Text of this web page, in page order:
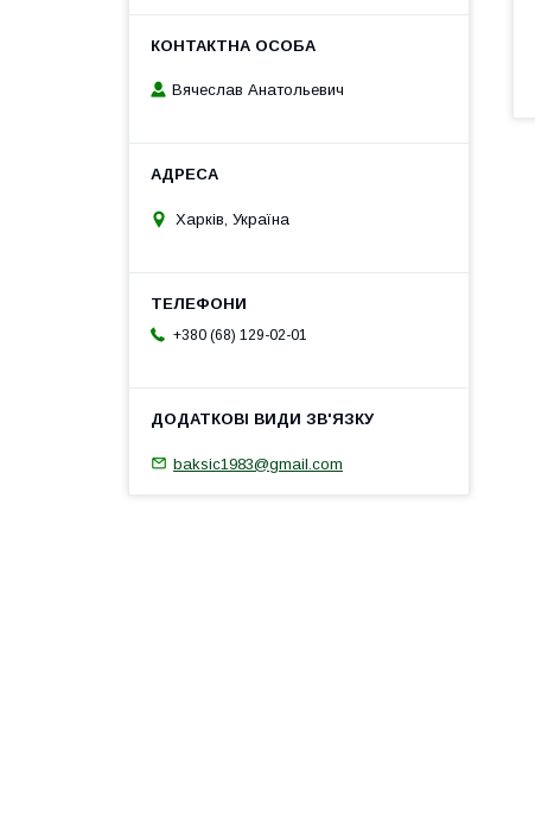
Вячеслав Анатольевич
Харків, Україна
+380 (68) 129-02-01
baksic1983@gmail.com